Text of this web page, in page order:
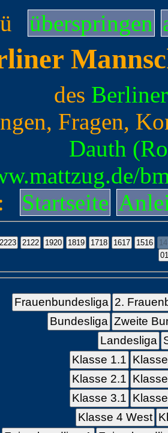
überspringen
des
Fragen,
Dauth
Startseite
Frauenbundesliga 2.
Bundesliga Zweite
Landesliga
Klasse 1.1
Klasse 2.1
Klasse 3.1
Klasse 4 West